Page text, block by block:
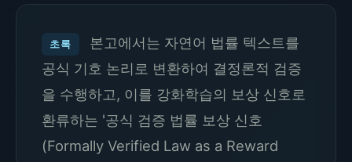
초록
본고에서는 자연어 법률 텍스트를
공식 기호 논리로 변환하여 결정론적 검증
을 수행하고, 이를 강화학습의 보상 신호로
환류하는 '공식 검증 법률 보상 신호
(Formally Verified Law as a Reward